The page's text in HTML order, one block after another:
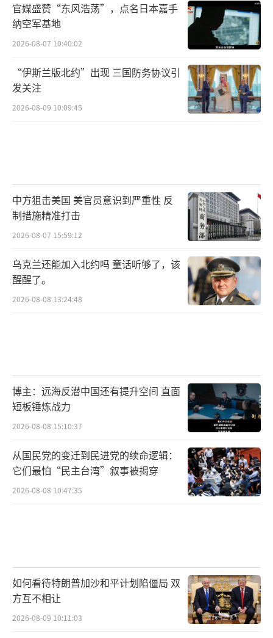
官媒盛赞“东风浩荡”，点名日本嘉手
纳空军基地
2026-08-07 10:40:02
“伊斯兰版北约”出现 三国防务协议引
发关注
2026-08-09 10:09:45
中方狙击美国 美官员意识到严重性 反
制措施精准打击
2026-08-07 15:59:12
乌克兰还能加入北约吗 童话听够了，该
醒醒了。
2026-08-08 13:24:48
博主：远海反潜中国还有提升空间 直面
短板锤炼战力
2026-08-08 15:10:37
从国民党的变迁到民进党的续命逻辑：
它们最怕“民主台湾”叙事被揭穿
2026-08-08 10:47:35
如何看待特朗普加沙和平计划陷僵局 双
方互不相让
2026-08-09 10:11:03